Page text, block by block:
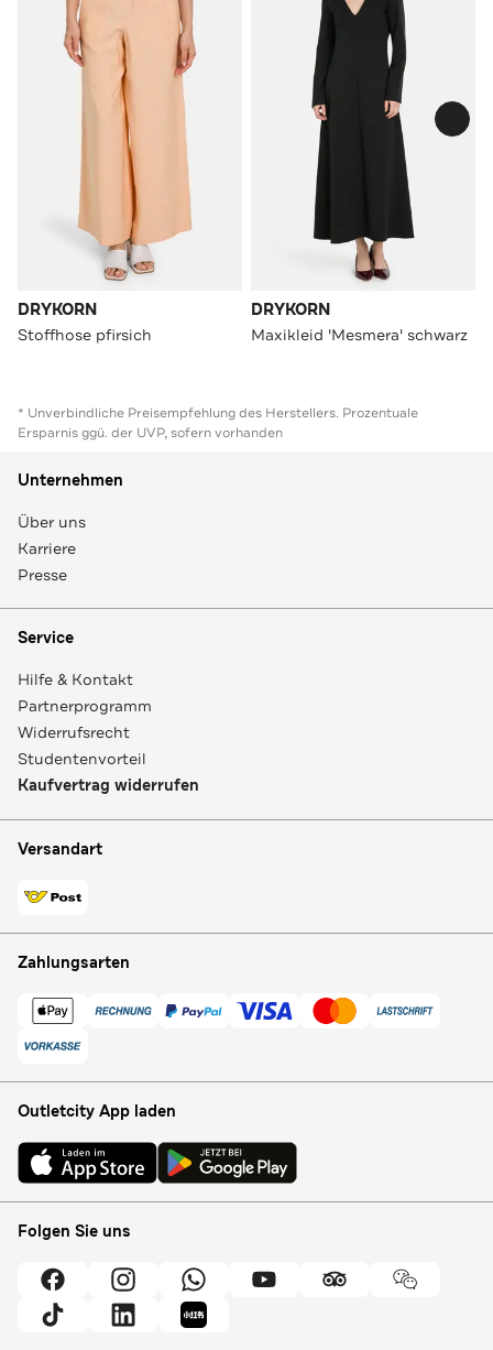
DRYKORN
Stoffhose pfirsich
DRYKORN
Maxikleid 'Mesmera' schwarz
* Unverbindliche Preisempfehlung des Herstellers. Prozentuale
Ersparnis ggü. der UVP, sofern vorhanden
Unternehmen
Über uns
Karriere
Presse
Service
Hilfe & Kontakt
Partnerprogramm
Widerrufsrecht
Studentenvorteil
Kaufvertrag widerrufen
Versandart
Zahlungsarten
Outletcity App laden
Folgen Sie uns